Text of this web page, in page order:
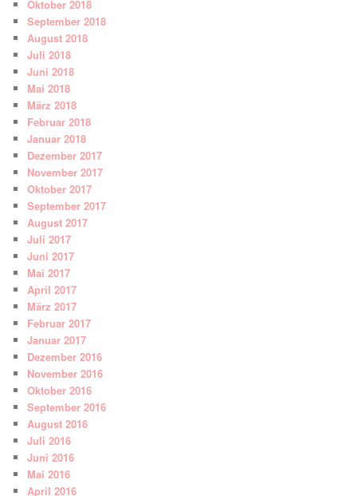
Oktober 2018
September 2018
August 2018
Juli 2018
Juni 2018
Mai 2018
März 2018
Februar 2018
Januar 2018
Dezember 2017
November 2017
Oktober 2017
September 2017
August 2017
Juli 2017
Juni 2017
Mai 2017
April 2017
März 2017
Februar 2017
Januar 2017
Dezember 2016
November 2016
Oktober 2016
September 2016
August 2016
Juli 2016
Juni 2016
Mai 2016
April 2016